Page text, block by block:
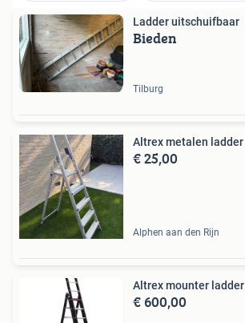
Ladder uitschuifbaar
Bieden
Tilburg
Altrex metalen ladder
€ 25,00
Alphen aan den Rijn
Altrex mounter ladder
€ 600,00